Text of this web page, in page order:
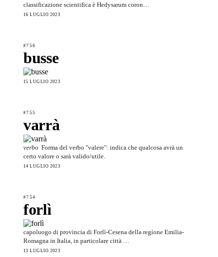
classificazione scientifica è Hedysarum coron…
16 LUGLIO 2023
#756
busse
15 LUGLIO 2023
#755
varrà
verbo Forma del verbo "valere": indica che qualcosa avrà un
certo valore o sarà valido/utile.
14 LUGLIO 2023
#754
forlì
capoluogo di provincia di Forlì-Cesena della regione Emilia-
Romagna in Italia, in particolare città …
13 LUGLIO 2023